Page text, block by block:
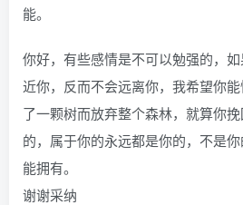
能。
你好，有些感情是不可以勉强的，
近你，反而不会远离你，我希望你
了一颗树而放弃整个森林，就算你
的，属于你的永远都是你的，不是
能拥有。
谢谢采纳